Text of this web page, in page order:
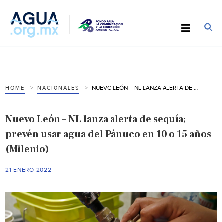
HOME NACIONALES
Nuevo León – NL lanza alerta de sequía;
prevén usar agua del Pánuco en 10 o 15 años
(Milenio)
21 ENERO 2022